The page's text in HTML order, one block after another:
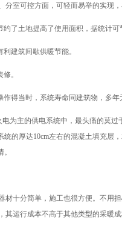
分室可控方面，可轻而易举的实现
了土地提高了使用面积，据统计
建筑间歇供暖节能。
。
得当时，系统寿命同建筑物，多年
为主的供电系统中，最头痛的莫
的厚达10cm左右的混凝土填充层
十分简单，施工也很方便。不用
运行成本不高于其他类型的采暖